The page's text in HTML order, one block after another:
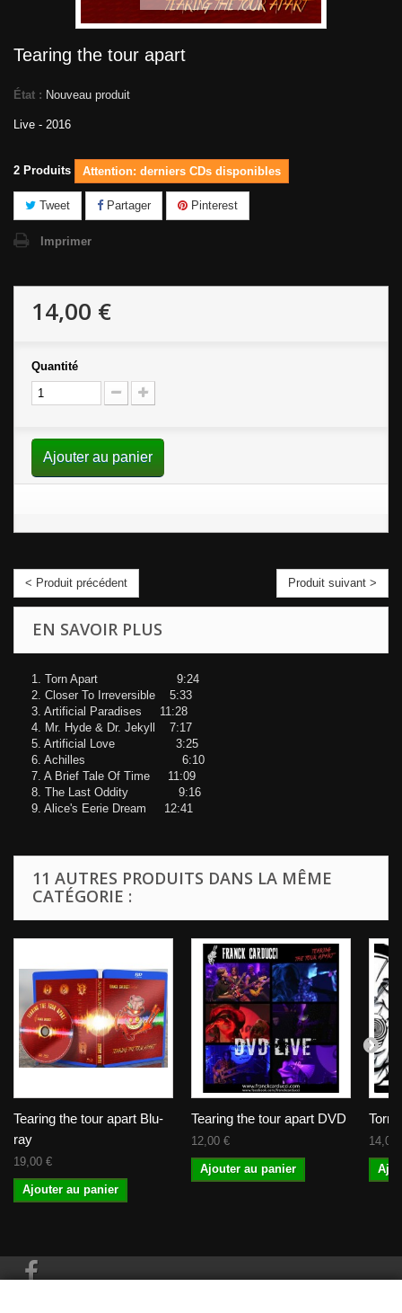
Tearing the tour apart
État : Nouveau produit
Live - 2016
2 Produits Attention: derniers CDs disponibles
Tweet Partager Pinterest
Imprimer
14,00 €
Quantité
Ajouter au panier
< Produit précédent Produit suivant >
EN SAVOIR PLUS
1. Torn Apart 9:24
2. Closer To Irreversible 5:33
3. Artificial Paradises 11:28
4. Mr. Hyde & Dr. Jekyll 7:17
5. Artificial Love 3:25
6. Achilles 6:10
7. A Brief Tale Of Time 11:09
8. The Last Oddity 9:16
9. Alice's Eerie Dream 12:41
11 AUTRES PRODUITS DANS LA MÊME
CATÉGORIE :
Tearing the tour apart Blu-
ray
19,00 €
Ajouter au panier
Tearing the tour apart DVD
12,00 €
Ajouter au panier
Torn
14,00